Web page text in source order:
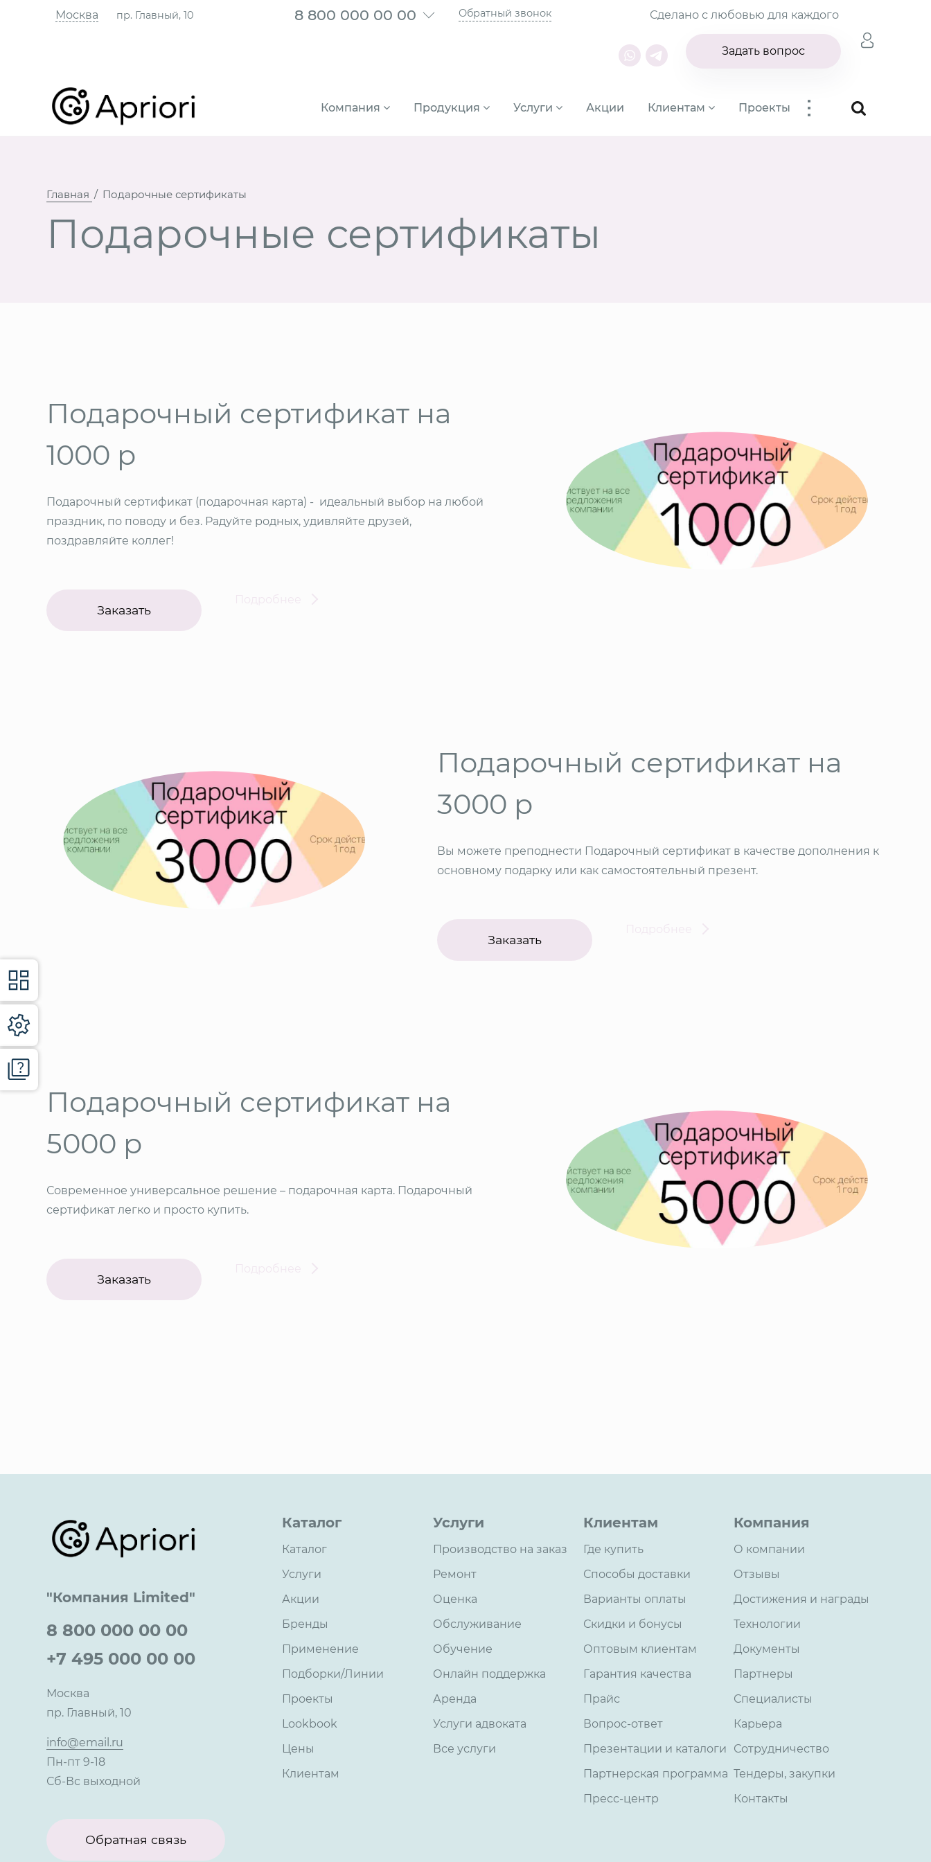
Москва пр. Главный, 10 8 800 000 00 00 Обратный звонок Сделано с любовью для каждого
Задать вопрос
Компания Продукция Услуги Акции Клиентам Проекты ...
Главная Подарочные сертификаты
Подарочные сертификаты
Подарочный сертификат на
1000 р
Подарочный сертификат (подарочная карта) - идеальный выбор на любой
праздник, по поводу и без. Радуйте родных, удивляйте друзей,
поздравляйте коллег!
Заказать
Подарочный сертификат на
3000 р
Вы можете преподнести Подарочный сертификат в качестве дополнения к
основному подарку или как самостоятельный презент.
Заказать
Подарочный сертификат на
5000 р
Современное универсальное решение – подарочная карта. Подарочный
сертификат легко и просто купить.
Заказать
"Компания Limited"
8 800 000 00 00
+7 495 000 00 00
Москва
пр. Главный, 10
info@email.ru
Пн-пт 9-18
Сб-Вс выходной
Обратная связь
Каталог
Каталог
Услуги
Акции
Бренды
Применение
Подборки/Линии
Проекты
Lookbook
Цены
Клиентам
Услуги
Производство на заказ
Ремонт
Оценка
Обслуживание
Обучение
Онлайн поддержка
Аренда
Услуги адвоката
Все услуги
Клиентам
Где купить
Способы доставки
Варианты оплаты
Скидки и бонусы
Оптовым клиентам
Гарантия качества
Прайс
Вопрос-ответ
Презентации и каталоги
Партнерская программа
Пресс-центр
Компания
О компании
Отзывы
Достижения и награды
Технологии
Документы
Партнеры
Специалисты
Карьера
Сотрудничество
Тендеры, закупки
Контакты